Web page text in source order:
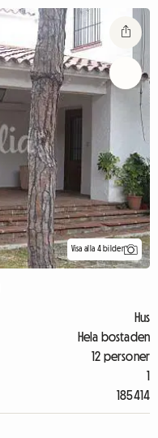
Visa alla 4 bilder
Hus
Hela bostaden
12 personer
1
185414